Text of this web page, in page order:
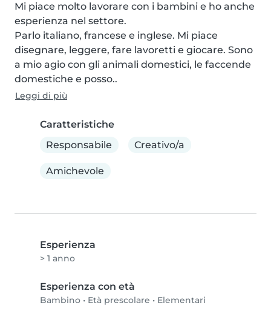
Mi piace molto lavorare con i bambini e ho anche
esperienza nel settore.
Parlo italiano, francese e inglese. Mi piace
disegnare, leggere, fare lavoretti e giocare. Sono
a mio agio con gli animali domestici, le faccende
domestiche e posso..
Leggi di più
Caratteristiche
Responsabile
Creativo/a
Amichevole
Esperienza
> 1 anno
Esperienza con età
Bambino • Età prescolare • Elementari